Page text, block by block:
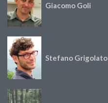
Giacomo Goli
Stefano Grigolato